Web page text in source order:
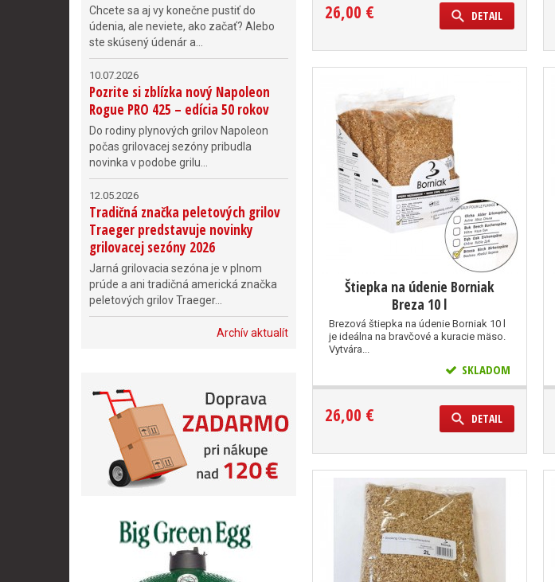
26,00 € DETAIL
Štiepka na údenie Borniak
Breza 10 l
Brezová štiepka na údenie Borniak 10 l
je ideálna na bravčové a kuracie mäso.
Vytvára...
SKLADOM
26,00 € DETAIL
Chcete sa aj vy konečne pustiť do
údenia, ale neviete, ako začať? Alebo
ste skúsený údenár a...
10.07.2026
Pozrite si zblízka nový Napoleon
Rogue PRO 425 – edícia 50 rokov
Do rodiny plynových grilov Napoleon
počas grilovacej sezóny pribudla
novinka v podobe grilu...
12.05.2026
Tradičná značka peletových grilov
Traeger predstavuje novinky
grilovacej sezóny 2026
Jarná grilovacia sezóna je v plnom
prúde a ani tradičná americká značka
peletových grilov Traeger...
Archív aktualít